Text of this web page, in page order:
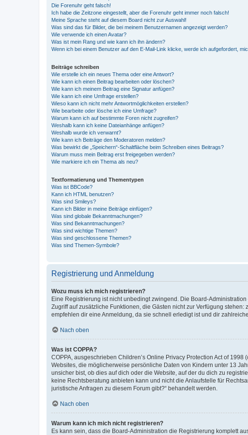
Die Forenuhr geht falsch!
Ich habe die Zeitzone eingestellt, aber die Forenuhr geht immer noch falsch!
Meine Sprache steht auf diesem Board nicht zur Auswahl!
Was sind das für Bilder, die bei meinem Benutzernamen angezeigt werden?
Wie verwende ich einen Avatar?
Was ist mein Rang und wie kann ich ihn ändern?
Wenn ich bei einem Benutzer auf den E-Mail-Link klicke, werde ich aufgefordert,
Beiträge schreiben
Wie erstelle ich ein neues Thema oder eine Antwort?
Wie kann ich einen Beitrag bearbeiten oder löschen?
Wie kann ich meinem Beitrag eine Signatur anfügen?
Wie kann ich eine Umfrage erstellen?
Wieso kann ich nicht mehr Antwortmöglichkeiten erstellen?
Wie bearbeite oder lösche ich eine Umfrage?
Warum kann ich auf bestimmte Foren nicht zugreifen?
Weshalb kann ich keine Dateianhänge anfügen?
Weshalb wurde ich verwarnt?
Wie kann ich Beiträge den Moderatoren melden?
Was bewirkt die „Speichern“-Schaltfläche beim Schreiben eines Beitrags?
Warum muss mein Beitrag erst freigegeben werden?
Wie markiere ich ein Thema als neu?
Textformatierung und Thementypen
Was ist BBCode?
Kann ich HTML benutzen?
Was sind Smileys?
Kann ich Bilder in meine Beiträge einfügen?
Was sind globale Bekanntmachungen?
Was sind Bekanntmachungen?
Was sind wichtige Themen?
Was sind geschlossene Themen?
Was sind Themen-Symbole?
Registrierung und Anmeldung
Wozu muss ich mich registrieren?
Eine Registrierung ist nicht unbedingt zwingend. Die Board-
Zugriff auf zusätzliche Funktionen, die Gästen nicht zur Verfügung
empfehlen dir eine Anmeldung, da sie schnell erledigt ist und dir
Nach oben
Was ist COPPA?
COPPA, ausgeschrieben Children’s Online Privacy Protection Act of
Websites, die möglicherweise persönliche Daten von Kindern unter 13
unsicher bist, ob dies auf dich oder die Website, auf der du dich zu
keine Rechtsberatung anbieten kann und nicht die Anlaufstelle für
juristische Anfragen zu diesem Forum gibt?“ behandelt werden.
Nach oben
Warum kann ich mich nicht registrieren?
Es kann sein, dass die Board-Administration die Registrierung komplett